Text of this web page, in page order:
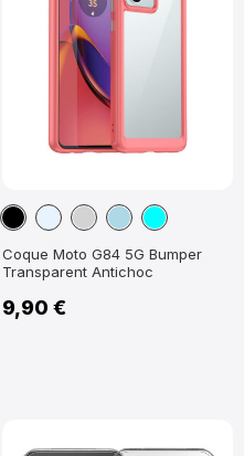
NoirTransparent
GrisBleuCyan
Coque Moto G84 5G Bumper
Transparent Antichoc
9,90 €